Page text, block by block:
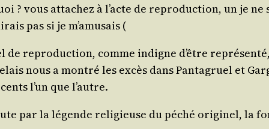
? vous atta­chez à l’acte de repro­duc­tion, un je
pas si je m’amusais (
repro­duc­tion, comme indigne d’être
nous a mon­tré les excès dans Pan­ta­gruel et
l’un que l’autre.
par la légende reli­gieuse du péché ori­gi­nel, la